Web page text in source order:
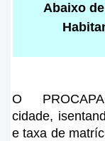
Abaixo
O
cidade,
e taxa de